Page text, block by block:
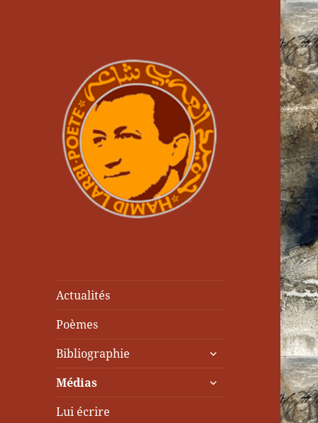
Actualités
Poèmes
Bibliographie
ouvrir
sous-
Médias
ouvrir
Lui écrire